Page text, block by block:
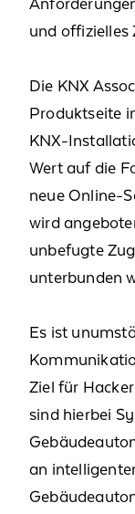
und offizielles
Die KNX
Produktseite
KNX-
Wert auf die
neue Online-
wird
unbefugte
unterbunden
Es ist
Ziel für
sind hierbei
an